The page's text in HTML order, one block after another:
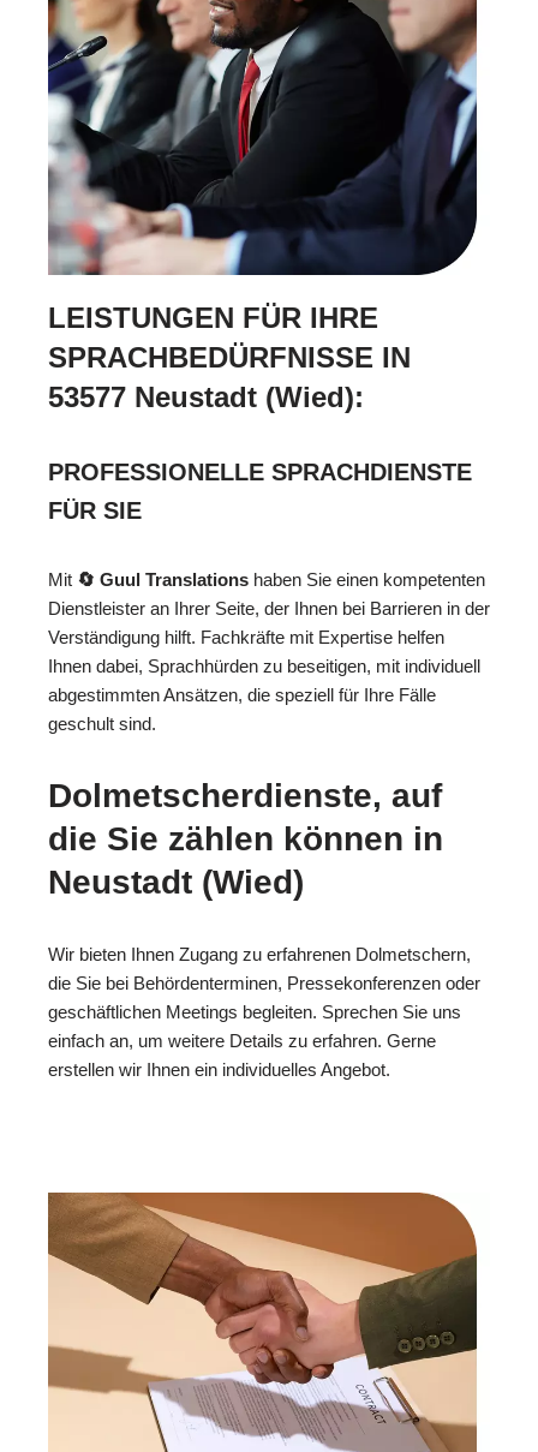
LEISTUNGEN FÜR IHRE
SPRACHBEDÜRFNISSE IN
53577 Neustadt (Wied):
PROFESSIONELLE SPRACHDIENSTE
FÜR SIE
Mit 🔄 Guul Translations haben Sie einen kompetenten
Dienstleister an Ihrer Seite, der Ihnen bei Barrieren in der
Verständigung hilft. Fachkräfte mit Expertise helfen
Ihnen dabei, Sprachhürden zu beseitigen, mit individuell
abgestimmten Ansätzen, die speziell für Ihre Fälle
geschult sind.
Dolmetscherdienste, auf
die Sie zählen können in
Neustadt (Wied)
Wir bieten Ihnen Zugang zu erfahrenen Dolmetschern,
die Sie bei Behördenterminen, Pressekonferenzen oder
geschäftlichen Meetings begleiten. Sprechen Sie uns
einfach an, um weitere Details zu erfahren. Gerne
erstellen wir Ihnen ein individuelles Angebot.